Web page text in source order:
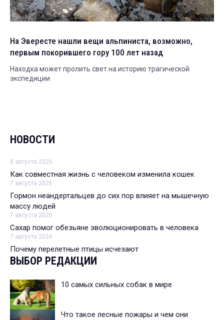
На Эвересте нашли вещи альпиниста, возможно,
первым покорившего гору 100 лет назад
Находка может пролить свет на историю трагической
экспедиции
НОВОСТИ
8 августа 2026
Как совместная жизнь с человеком изменила кошек
7 августа 2026
Гормон неандертальцев до сих пор влияет на мышечную
массу людей
7 августа 2026
Сахар помог обезьяне эволюционировать в человека
7 августа 2026
Почему перелетные птицы исчезают
ВЫБОР РЕДАКЦИИ
10 самых сильных собак в мире
Что такое лесные пожары и чем они